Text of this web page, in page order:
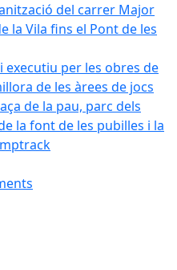
del carrer Major
la Vila fins el Pont de les
executiu per les obres de
de les àrees de jocs
de la pau, parc dels
la font de les pubilles i la